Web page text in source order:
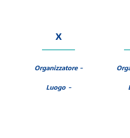
X
Organizzatore -
Luogo -